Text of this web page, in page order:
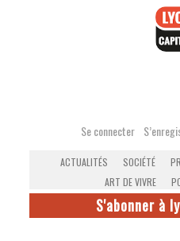
Se connecter
ACTUALITÉS SOCIÉTÉ
ART DE VIVRE
S'abonner à